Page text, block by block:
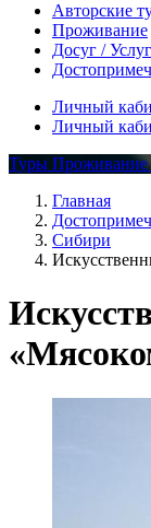
Авторские
Проживание
Досуг /
Личный
Личный
Туры Проживание
Главная
Сибири